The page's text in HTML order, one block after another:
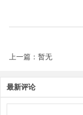
上一篇：暂无
最新评论